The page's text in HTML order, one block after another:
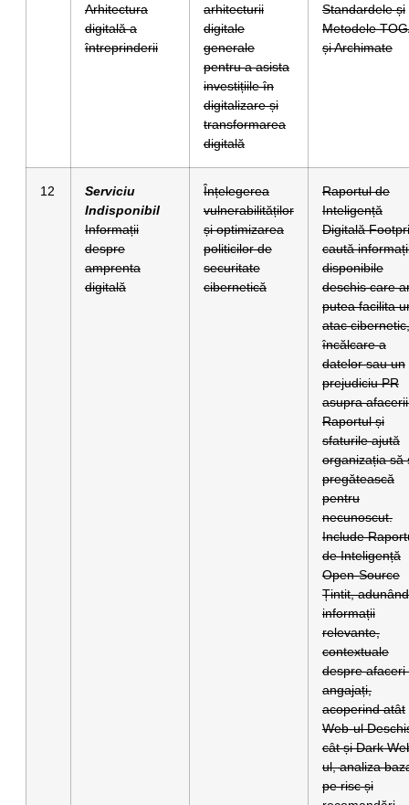
Arhitectura
digitală a
întreprinderii
arhitecturii
digitale
generale
pentru a asista
investițiile în
digitalizare și
transformarea
digitală
Standardele și
Metodele
și Archimate
12
Serviciu
Indisponibil
Informații
despre
amprenta
digitală
Înțelegerea
vulnerabilităților
și optimizarea
politicilor de
securitate
cibernetică
Raportul de
Inteligență
Digitală
caută
disponibile
deschis care
putea facilita
atac
încălcare a
datelor sau un
prejudiciu PR
asupra
Raportul și
sfaturile ajută
organizația să
pregătească
pentru
necunoscut.
Include
de Inteligență
Open-Source
Țintit, adunând
informații
relevante,
contextuale
despre afaceri
angajați,
acoperind atât
Web-ul
cât și Dark
ul, analiza
pe risc și